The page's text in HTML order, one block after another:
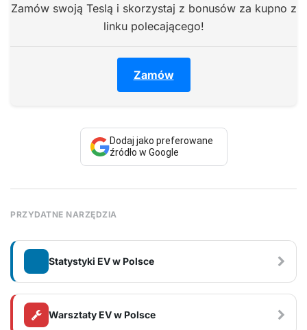
Zamów swoją Teslą i skorzystaj z bonusów za kupno z
linku polecającego!
Zamów
Dodaj jako preferowane
źródło w Google
PRZYDATNE NARZĘDZIA
Statystyki EV w Polsce
Warsztaty EV w Polsce